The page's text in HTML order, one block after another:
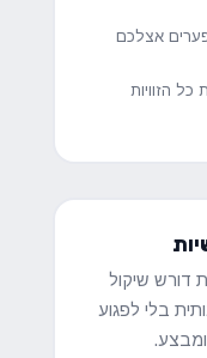
אצלכם
כל הזוויות
דורש שיקול
בלי לפגוע